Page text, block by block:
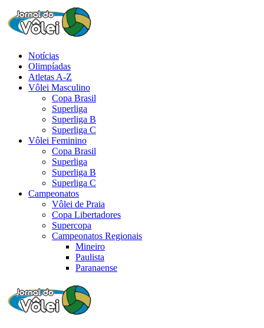
Notícias
Olimpíadas
Atletas A-Z
Vôlei Masculino
Copa Brasil
Superliga
Superliga B
Superliga C
Vôlei Feminino
Copa Brasil
Superliga
Superliga B
Superliga C
Campeonatos
Vôlei de Praia
Copa Libertadores
Supercopa
Campeonatos Regionais
Mineiro
Paulista
Paranaense